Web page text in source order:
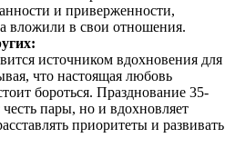
и приверженности,
вложили в свои отношения.
источником вдохновения для
что настоящая любовь
бороться. Празднование 35-
честь пары, но и вдохновляет
приоритеты и развивать